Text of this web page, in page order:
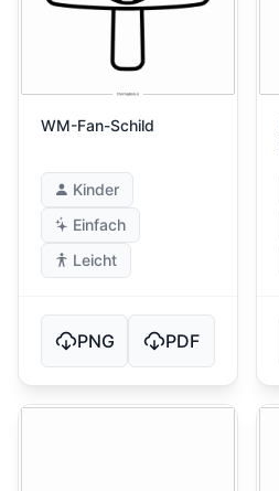
WM-Fan-Schild
Kinder
Einfach
Leicht
PNG PDF